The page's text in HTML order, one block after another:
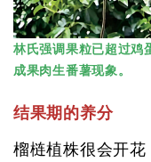
林氏强调果粒已超过鸡
成果肉生番薯现象。
结果期的养分
榴梿植株很会开